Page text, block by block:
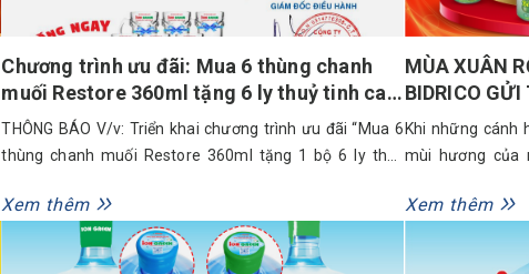
Chương trình ưu đãi: Mua 6 thùng chanh
muối Restore 360ml tặng 6 ly thuỷ tinh cao
cấp
THÔNG BÁO V/v: Triển khai chương trình ưu đãi “Mua 6
thùng chanh muối Restore 360ml tặng 1 bộ 6 ly thuỷ
Cổ phần Thực phẩm An Toàn Long Quân xin gửi lời chào
trân trọng và lời cảm ơn chân thành nhất...
Xem thêm
MÙA XUÂN
BIDRICO GỬI
TẾT ĐẶC BIỆT
Khi những cánh
mùi hương của
nhất của năm
mà là sự sum
Xem thêm